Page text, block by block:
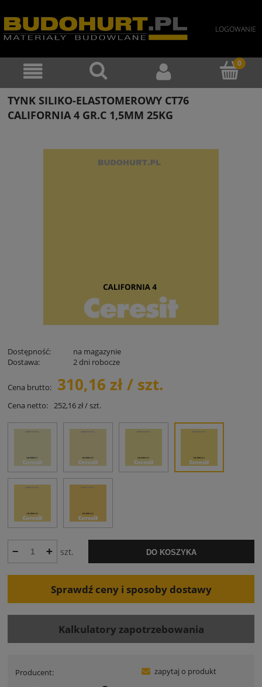
LOGOWANIE
TYNK SILIKO-ELASTOMEROWY CT76
CALIFORNIA 4 GR.C 1,5MM 25KG
Dostępność:
na magazynie
Dostawa:
2 dni robocze
Cena brutto: 310,16 zł / szt.
Cena netto: 252,16 zł / szt.
szt. DO KOSZYKA
Sprawdź ceny i sposoby dostawy
Kalkulatory zapotrzebowania
Producent: zapytaj o produkt